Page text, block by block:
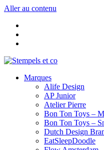
Aller au contenu
Marques
Alife Design
AP Junior
Atelier Pierre
Bon Ton Toys –
Bon Ton Toys –
Dutch Design
EatSleepDoodle